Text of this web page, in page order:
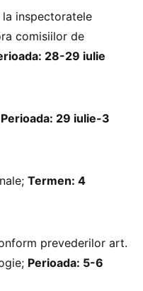
inspectoratele
comisiilor de
28-29 iulie
Perioada: 29 iulie-3
Termen: 4
prevederilor art.
Perioada: 5-6